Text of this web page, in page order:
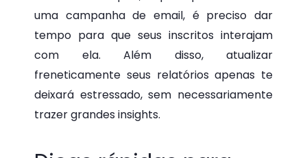
uma campanha de email, é preciso dar
tempo para que seus inscritos interajam
com ela. Além disso, atualizar
freneticamente seus relatórios apenas te
deixará estressado, sem necessariamente
trazer grandes insights.